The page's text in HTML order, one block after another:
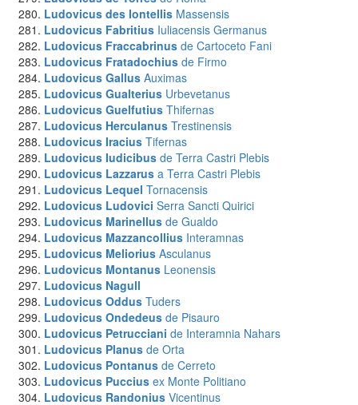
Ludovicus des Iontellis Massensis
Ludovicus Fabritius Iuliacensis Germanus
Ludovicus Fraccabrinus de Cartoceto Fani
Ludovicus Fratadochius de Firmo
Ludovicus Gallus Auximas
Ludovicus Gualterius Urbevetanus
Ludovicus Guelfutius Thifernas
Ludovicus Herculanus Trestinensis
Ludovicus Iracius Tifernas
Ludovicus Iudicibus de Terra Castri Plebis
Ludovicus Lazzarus a Terra Castri Plebis
Ludovicus Lequel Tornacensis
Ludovicus Ludovici Serra Sancti Quirici
Ludovicus Marinellus de Gualdo
Ludovicus Mazzancollius Interamnas
Ludovicus Meliorius Asculanus
Ludovicus Montanus Leonensis
Ludovicus Nagull
Ludovicus Oddus Tuders
Ludovicus Ondedeus de Pisauro
Ludovicus Petrucciani de Interamnia Nahars
Ludovicus Planus de Orta
Ludovicus Pontanus de Cerreto
Ludovicus Puccius ex Monte Politiano
Ludovicus Randonius Vicentinus